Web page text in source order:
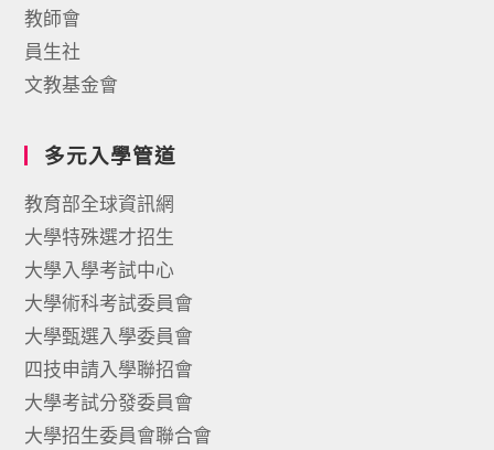
教師會
員生社
文教基金會
多元入學管道
教育部全球資訊網
大學特殊選才招生
大學入學考試中心
大學術科考試委員會
大學甄選入學委員會
四技申請入學聯招會
大學考試分發委員會
大學招生委員會聯合會